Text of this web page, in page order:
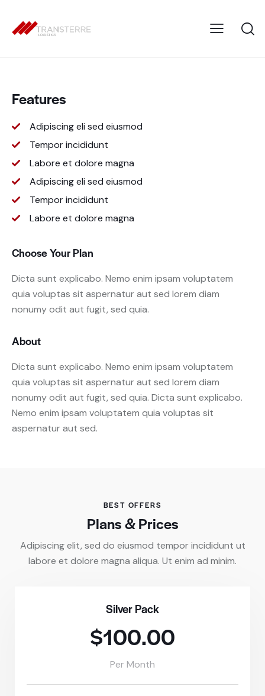
Features
Adipiscing eli sed eiusmod
Tempor incididunt
Labore et dolore magna
Adipiscing eli sed eiusmod
Tempor incididunt
Labore et dolore magna
Choose Your Plan
Dicta sunt explicabo. Nemo enim ipsam voluptatem
quia voluptas sit aspernatur aut sed lorem diam
nonumy odit aut fugit, sed quia.
About
Dicta sunt explicabo. Nemo enim ipsam voluptatem
quia voluptas sit aspernatur aut sed lorem diam
nonumy odit aut fugit, sed quia. Dicta sunt explicabo.
Nemo enim ipsam voluptatem quia voluptas sit
aspernatur aut sed.
BEST OFFERS
Plans & Prices
Adipiscing elit, sed do eiusmod tempor incididunt ut
labore et dolore magna aliqua. Ut enim ad minim.
Silver Pack
$100.00
Per Month